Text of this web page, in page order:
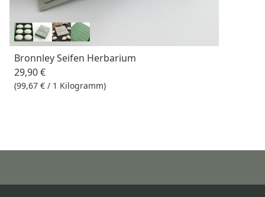
Bronnley Seifen Herbarium
29,90 €
(99,67 € / 1 Kilogramm)